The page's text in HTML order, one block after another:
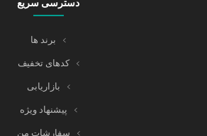
دسترسی سریع
برند ها
کدهای تخفیف
بازاریابی
پیشنهاد ویژه
سفارشات من